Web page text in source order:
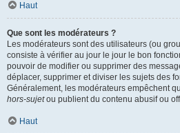
Haut
Que sont les modérateurs ?
Les modérateurs sont des utilisateurs (ou
consiste à vérifier au jour le jour le bon
pouvoir de modifier ou supprimer des
déplacer, supprimer et diviser les sujets des
Généralement, les modérateurs empêchent
hors-sujetou publient du contenu abusif ou
Haut